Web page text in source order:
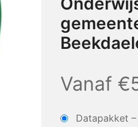
Vanaf
Datapakket –